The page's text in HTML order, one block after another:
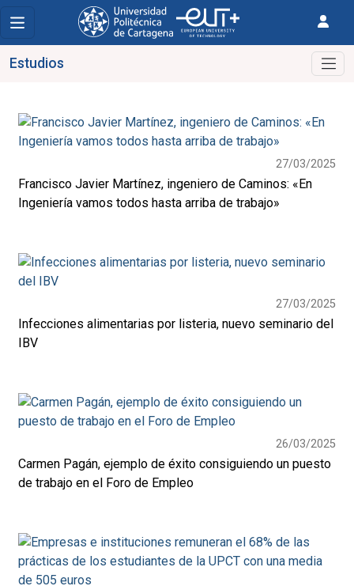
Estudios
27/03/2025
Francisco Javier Martínez, ingeniero de Caminos: «En
Ingeniería vamos todos hasta arriba de trabajo»
27/03/2025
Infecciones alimentarias por listeria, nuevo seminario del
IBV
26/03/2025
Carmen Pagán, ejemplo de éxito consiguiendo un puesto
de trabajo en el Foro de Empleo